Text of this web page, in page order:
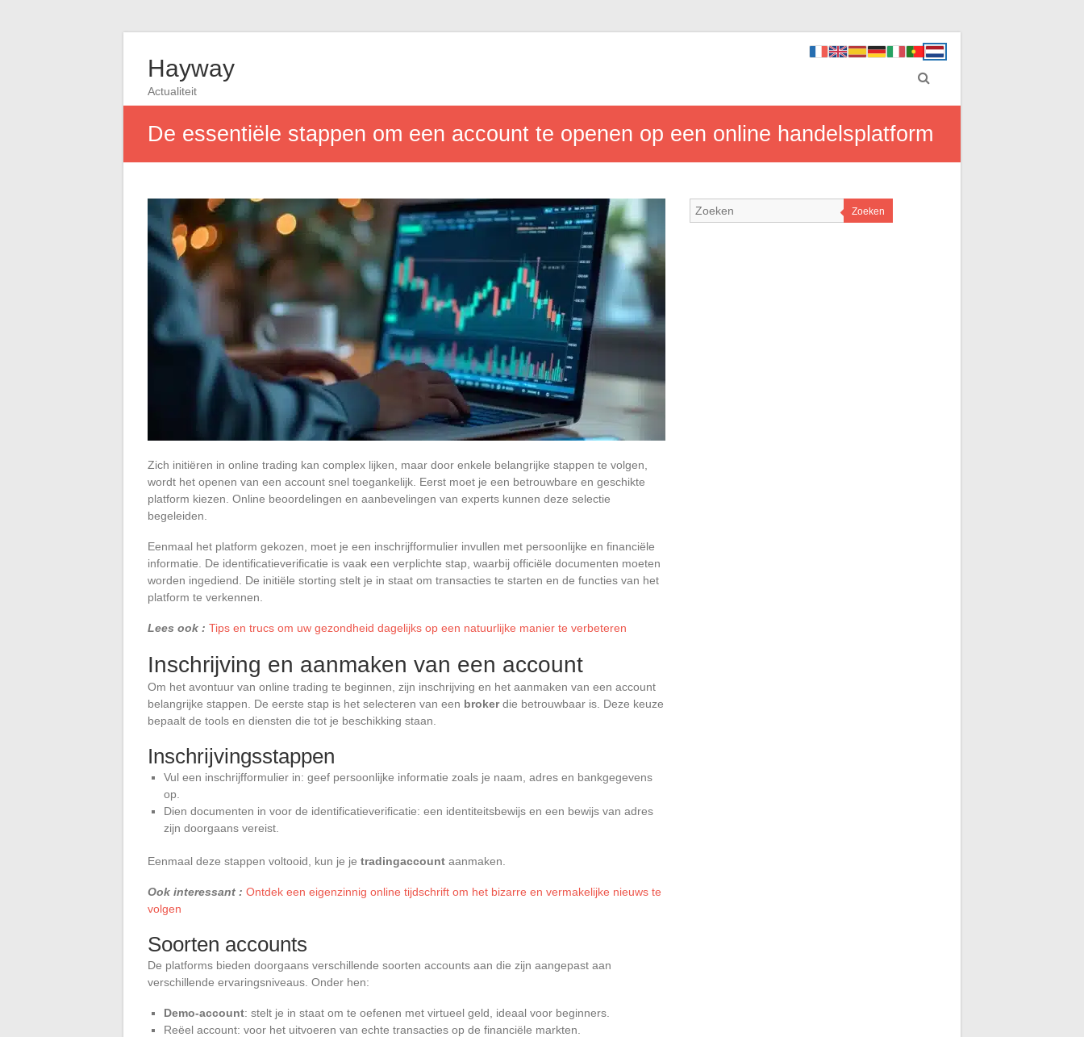
Hayway
Actualiteit
De essentiële stappen om een account te openen op een online handelsplatform
Zich initiëren in online trading kan complex lijken, maar door enkele belangrijke stappen te volgen,
wordt het openen van een account snel toegankelijk. Eerst moet je een betrouwbare en geschikte
platform kiezen. Online beoordelingen en aanbevelingen van experts kunnen deze selectie
begeleiden.
Eenmaal het platform gekozen, moet je een inschrijfformulier invullen met persoonlijke en financiële
informatie. De identificatieverificatie is vaak een verplichte stap, waarbij officiële documenten moeten
worden ingediend. De initiële storting stelt je in staat om transacties te starten en de functies van het
platform te verkennen.
Lees ook : Tips en trucs om uw gezondheid dagelijks op een natuurlijke manier te verbeteren
Inschrijving en aanmaken van een account
Om het avontuur van online trading te beginnen, zijn inschrijving en het aanmaken van een account
belangrijke stappen. De eerste stap is het selecteren van een brokerdie betrouwbaar is. Deze keuze
bepaalt de tools en diensten die tot je beschikking staan.
Inschrijvingsstappen
Vul een inschrijfformulier in: geef persoonlijke informatie zoals je naam, adres en bankgegevens
op.
Dien documenten in voor de identificatieverificatie: een identiteitsbewijs en een bewijs van adres
zijn doorgaans vereist.
Eenmaal deze stappen voltooid, kun je je tradingaccount aanmaken.
Ook interessant : Ontdek een eigenzinnig online tijdschrift om het bizarre en vermakelijke nieuws te
volgen
Soorten accounts
De platforms bieden doorgaans verschillende soorten accounts aan die zijn aangepast aan
verschillende ervaringsniveaus. Onder hen:
Demo-account: stelt je in staat om te oefenen met virtueel geld, ideaal voor beginners.
Reëel account: voor het uitvoeren van echte transacties op de financiële markten.
Zoeken